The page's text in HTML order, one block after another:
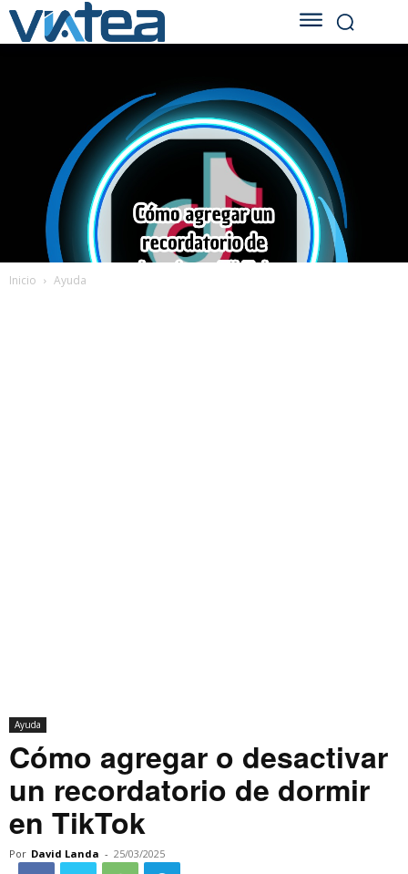
Inicio Ayuda
Ayuda
Cómo agregar o desactivar
un recordatorio de dormir
en TikTok
Por David Landa - 25/03/2025